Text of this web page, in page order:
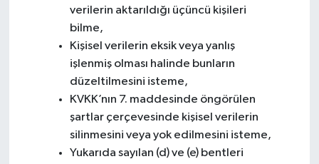
verilerin aktarıldığı üçüncü kişileri
bilme,
Kişisel verilerin eksik veya yanlış
işlenmiş olması halinde bunların
düzeltilmesini isteme,
KVKK’nın 7. maddesinde öngörülen
şartlar çerçevesinde kişisel verilerin
silinmesini veya yok edilmesini isteme,
Yukarıda sayılan (d) ve (e) bentleri